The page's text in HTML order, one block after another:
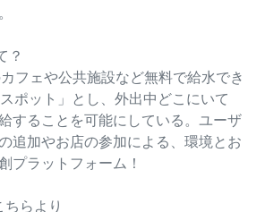
？
フェや公共施設など無料で給水でき
ポット」とし、外出中どこにいて
することを可能にしている。ユーザ
追加やお店の参加による、環境とお
プラットフォーム！
らより